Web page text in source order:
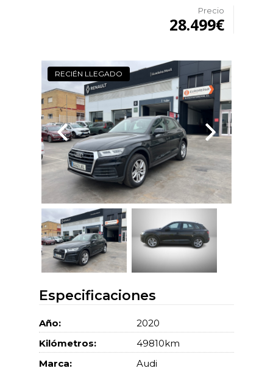
Precio
28.499€
RECIÉN LLEGADO
Especificaciones
Año:
2020
Kilómetros:
49810km
Marca:
Audi